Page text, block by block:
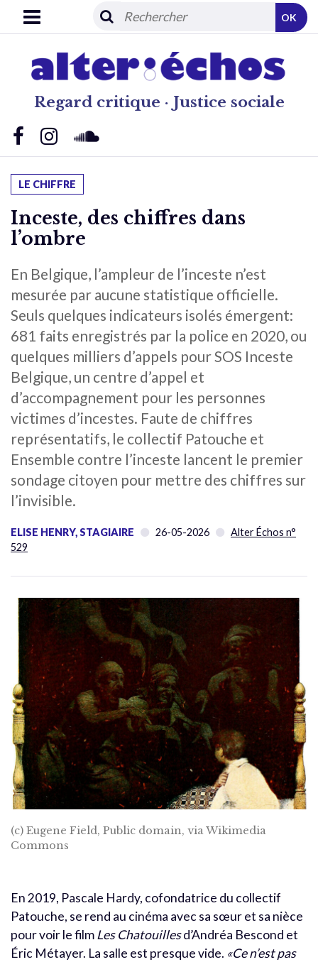
Regard critique · Justice sociale
OK
LE CHIFFRE
Inceste, des chiffres dans
l’ombre
En Belgique, l’ampleur de l’inceste n’est
mesurée par aucune statistique officielle.
Seuls quelques indicateurs isolés émergent:
681 faits enregistrés par la police en 2020, ou
quelques milliers d’appels pour SOS Inceste
Belgique, un centre d’appel et
d’accompagnement pour les personnes
victimes d’incestes. Faute de chiffres
représentatifs, le collectif Patouche et
Ensemble contre l’inceste lancent le premier
sondage citoyen pour mettre des chiffres sur
l’invisible.
ELISE HENRY, STAGIAIRE 26-05-2026
Alter Échos n°
529
(c) Eugene Field, Public domain, via Wikimedia
Commons
En 2019, Pascale Hardy, cofondatrice du collectif
Patouche, se rend au cinéma avec sa sœur et sa nièce
pour voir le filmLes Chatouillesd’Andréa Bescond et
Éric Métayer. La salle est presque vide. «Ce n’est pas